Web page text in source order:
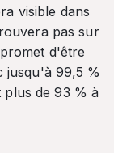
visible dans
pas sur
d'être
jusqu'à 99,5 %
plus de 93 % à